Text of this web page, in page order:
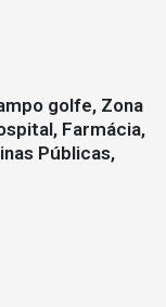
Farmácia,
Públicas,